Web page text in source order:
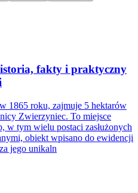
fakty i praktyczny
1865 roku, zajmuje 5 hektarów
Zwierzyniec. To miejsce
w tym wielu postaci zasłużonych
obiekt wpisano do ewidencji
jego unikaln